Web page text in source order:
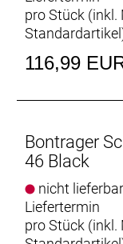
pro Stück (inkl.
Standardartikel
116,99
Bontrager
46 Black
nicht
Liefertermin
pro Stück (inkl.